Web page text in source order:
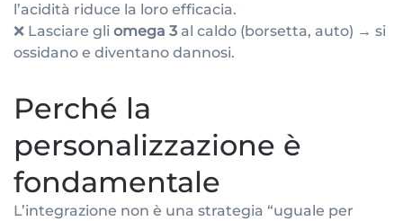
l’acidità riduce la loro efficacia.
❌ Lasciare gli omega 3 al caldo (borsetta, auto) → si
ossidano e diventano dannosi.
Perché la
personalizzazione è
fondamentale
L’integrazione non è una strategia “uguale per